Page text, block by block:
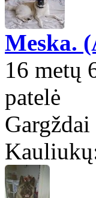
Meska.
16 metų
patelė
Gargždai